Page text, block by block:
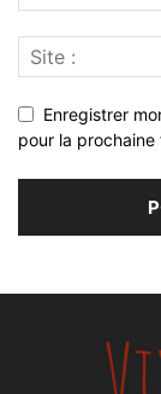
Enregistrer
pour la